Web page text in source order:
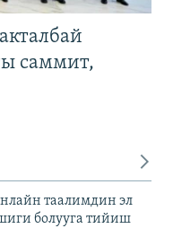
саммит,
таалимдин эл
болууга тийиш